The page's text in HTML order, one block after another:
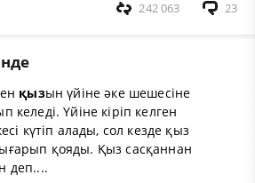
23
242 063
қызын үйіне әке шешесіне
келеді. Үйіне кіріп келген
күтіп алады, сол кезде қыз
қояды. Қыз сасқаннан
деп....